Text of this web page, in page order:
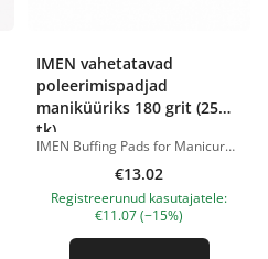
IMEN vahetatavad
poleerimispadjad
maniküüriks 180 grit (25
tk)
IMEN Buffing Pads for Manicure 180 grit on ühekordsed isekleepuvad poleerimispadjad, mis on mõeldud kasutamiseks IMEN korduvkasutatava plastikust alusega. &nbsp; Pehme polsterdatud pind võimaldab küüsi töödelda tavapäraste viilidega võrreldes delikaatsemalt ja kontrollitumalt. Karedus 180 grit sobib küüneplaadi tasandamiseks ja matistamiseks, ebatasasuste silumiseks, naturaalsete ja kunstküünte ettevalmistamiseks katte pealekandmiseks ning tihedamate ja karedamate nahapiirkondade töötlemiseks viilmaniküüris. &nbsp; Liimikiht kinnitab poleerimispadja protseduuri ajal kindlalt alusele. Pärast kasutamist saab vahetatava padja hõlpsalt eemaldada ja ära visata, mis võimaldab kasutada iga kliendi jaoks uut abrasiivi ning järgida professionaalseid hügieeninõudeid. Eelised karedus 180 grit; pehme polsterdatud pind; sobib maniküüriks ja viilmaniküüriks; sobib naturaalsetele ja kunstküüntele; kasutatakse küüneplaadi matistamiseks ja silumiseks; isekleepuv tagakülg; kindel fikseerimine töö ajal; ühekordseks kasutamiseks; sobib professionaalseks tööks; võimaldab kasutada iga kliendi jaoks uut poleerimispatja. &nbsp; Pakendis: 25 tk. &nbsp; IMEN plastikust alus müüakse eraldi. Tootepildid on illustratiivsed. Küsimuste korral ootame alati Sinu meili nanatallinn@gmail.com
€13.02
Registreerunud kasutajatele:
€11.07 (−15%)